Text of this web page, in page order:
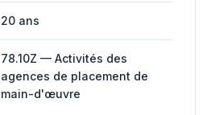
20 ans
78.10Z — Activités des
agences de placement de
main-d'œuvre